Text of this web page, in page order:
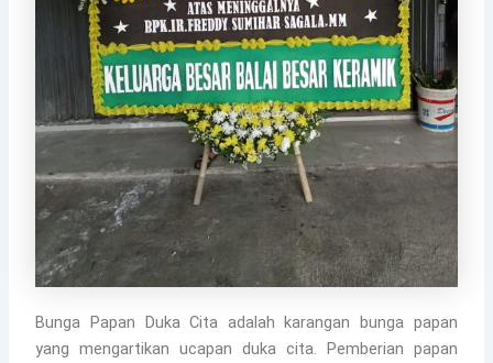
Bunga Papan Duka Cita adalah karangan bunga papan
yang mengartikan ucapan duka cita. Pemberian papan